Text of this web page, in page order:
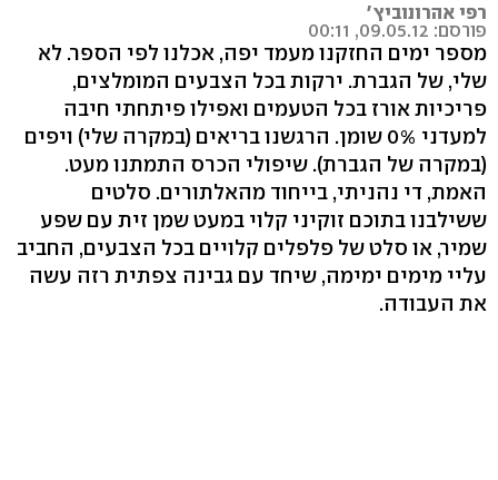
רפי אהרונוביץ'
פורסם: 09.05.12, 00:11
מספר ימים החזקנו מעמד יפה, אכלנו לפי הספר. לא
שלי, של הגברת. ירקות בכל הצבעים המומלצים,
פריכיות אורז בכל הטעמים ואפילו פיתחתי חיבה
למעדני 0% שומן. הרגשנו בריאים (במקרה שלי) ויפים
(במקרה של הגברת). שיפולי הכרס התמתנו מעט.
האמת, די נהניתי, בייחוד מהאלתורים. סלטים
ששילבנו בתוכם זוקיני קלוי במעט שמן זית עם שפע
שמיר, או סלט של פלפלים קלויים בכל הצבעים, החביב
עליי מימים ימימה, שיחד עם גבינה צפתית רזה עשה
את העבודה.